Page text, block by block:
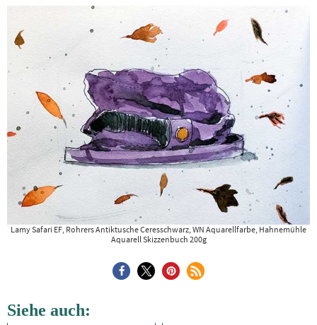
Lamy Safari EF, Rohrers Antiktusche Ceresschwarz, WN Aquarellfarbe, Hahnemühle
Aquarell Skizzenbuch 200g
Siehe auch: